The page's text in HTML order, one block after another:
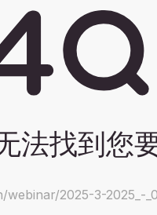
法找到您
2025-3-2025_-